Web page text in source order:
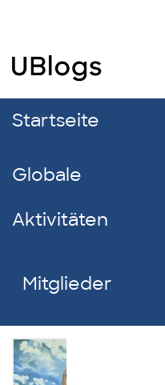
Startseite
Globale
Aktivitäten
Mitglieder